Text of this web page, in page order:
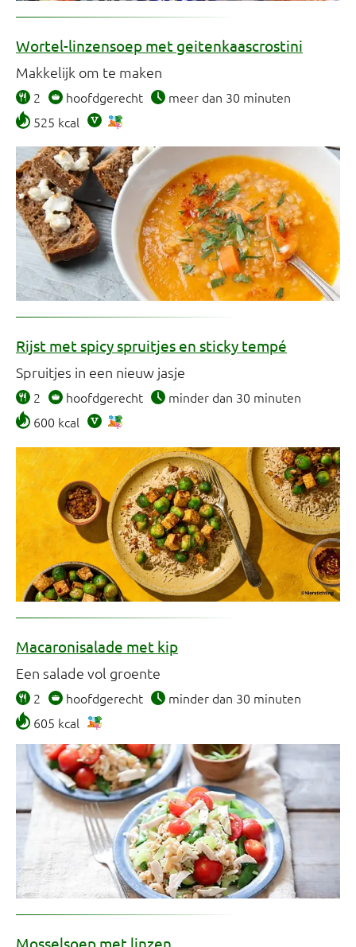
Wortel-linzensoep met geitenkaascrostini
Makkelijk om te maken
2 hoofdgerecht
meer dan 30 minuten
525 kcal
Rijst met spicy spruitjes en sticky tempé
Spruitjes in een nieuw jasje
2 hoofdgerecht
minder dan 30 minuten
600 kcal
Macaronisalade met kip
Een salade vol groente
2 hoofdgerecht
minder dan 30 minuten
605 kcal
Mosselsoep met linzen